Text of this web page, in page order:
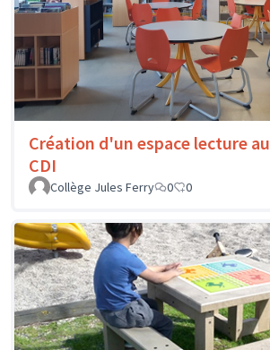
Création d'un espace lecture au
CDI
Collège Jules Ferry
0 0